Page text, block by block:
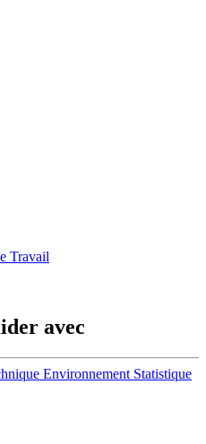
Travail
avec
Environnement Statistique